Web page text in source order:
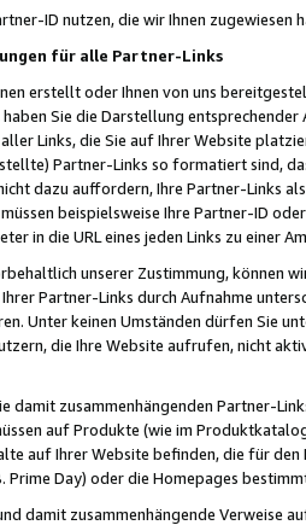
ID nutzen, die wir Ihnen zugewiesen
für alle Partner-Links
erstellt oder Ihnen von uns
Sie die Darstellung
Links, die Sie auf Ihrer Website
Partner-Links so formatiert sind,
dazu auffordern, Ihre Partner-Links
beispielsweise Ihre Partner-ID
in die URL eines jeden Links zu einer
unserer Zustimmung, können
Partner-Links durch Aufnahme
Unter keinen Umständen dürfen Sie
die Ihre Website aufrufen, nicht
damit zusammenhängenden Partner-
auf Produkte (wie im
auf Ihrer Website befinden, die für
Prime Day) oder die Homepages
damit zusammenhängende